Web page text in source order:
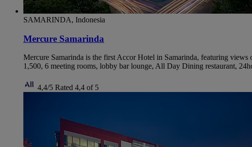
SAMARINDA, Indonesia
Mercure Samarinda
Mercure Samarinda is the first Accor Hotel in Samarinda, featuring
1,500, 6 meeting rooms, lobby bar lounge, All Day Dining restaurant,
4,4/5 Rated 4,4 of 5